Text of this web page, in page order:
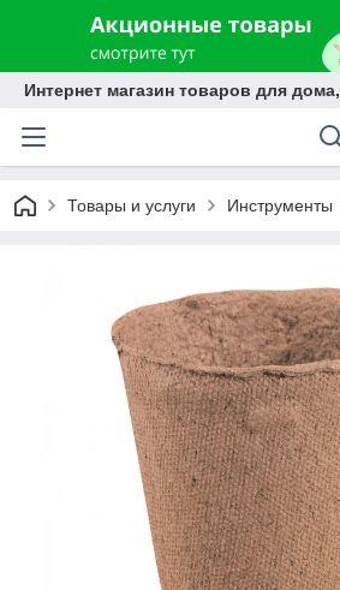
Интернет магазин товаров для
Товары и услуги Инструменты